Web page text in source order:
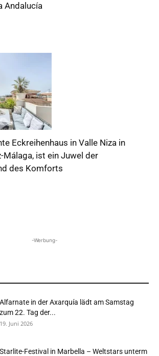
Andalucía
Eckreihenhaus in Valle Niza in
Málaga, ist ein Juwel der
des Komforts
-Werbung-
Alfarnate in der Axarquía lädt am Samstag
zum 22. Tag der...
19. Juni 2026
Starlite-Festival in Marbella – Weltstars unterm